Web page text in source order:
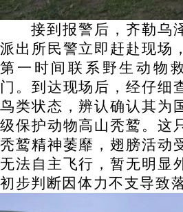
接到报警后，齐勒乌
派出所民警立即赶赴现场
第一时间联系野生动物
门。到达现场后，经仔细
鸟类状态，辨认确认其为
级保护动物高山秃鹫。这
秃鹫精神萎靡，翅膀活动
无法自主飞行，暂无明显
初步判断因体力不支导致落